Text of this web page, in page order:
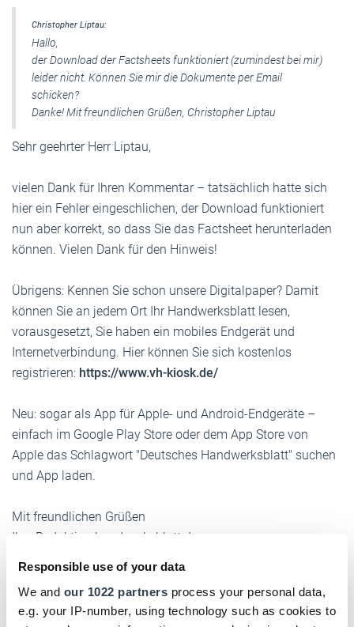
Responsible use of your data
We and our 1022 partners process your personal data,
e.g. your IP-number, using technology such as cookies to
Christopher Liptau:
Hallo,
der Download der Factsheets funktioniert (zumindest bei mir)
leider nicht. Können Sie mir die Dokumente per Email
schicken?
Danke! Mit freundlichen Grüßen, Christopher Liptau
Sehr geehrter Herr Liptau,
vielen Dank für Ihren Kommentar – tatsächlich hatte sich
hier ein Fehler eingeschlichen, der Download funktioniert
nun aber korrekt, so dass Sie das Factsheet herunterladen
können. Vielen Dank für den Hinweis!
Übrigens: Kennen Sie schon unsere Digitalpaper? Damit
können Sie an jedem Ort Ihr Handwerksblatt lesen,
vorausgesetzt, Sie haben ein mobiles Endgerät und
Internetverbindung. Hier können Sie sich kostenlos
registrieren: https://www.vh-kiosk.de/
Neu: sogar als App für Apple- und Android-Endgeräte –
einfach im Google Play Store oder dem App Store von
Apple das Schlagwort "Deutsches Handwerksblatt" suchen
und App laden.
Mit freundlichen Grüßen
Ihre Redaktion handwerksblatt.de
Unsere Redaktion können Sie auch per E-Mail erreichen:
info@handwerksblatt.de